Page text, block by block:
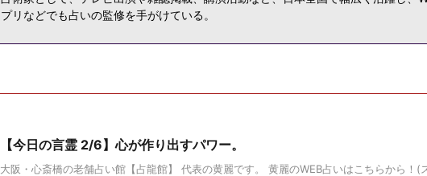
プリなどでも占いの監修を手がけている。
【今日の言霊 2/6】心が作り出すパワー。
大阪・心斎橋の老舗占い館【占龍館】 代表の黄麗です。 黄麗のWEB占いはこちらから